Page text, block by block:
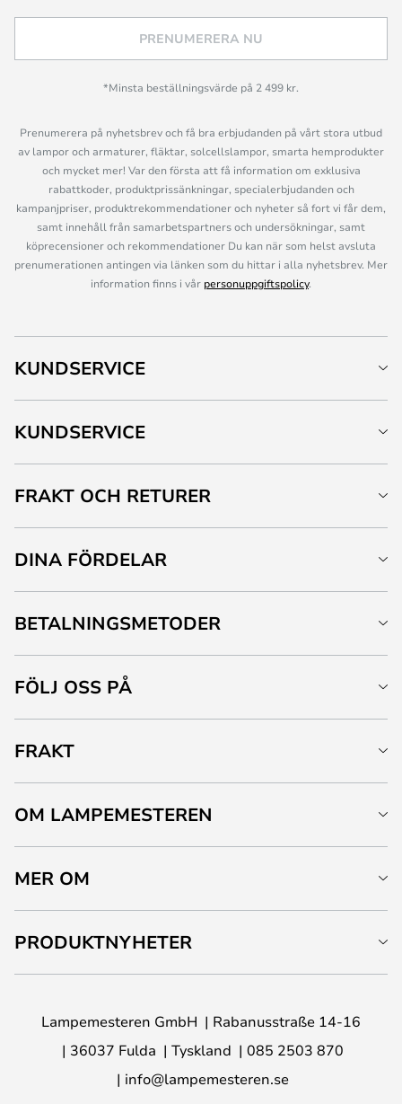
PRENUMERERA NU
*Minsta beställningsvärde på 2 499 kr.
Prenumerera på nyhetsbrev och få bra erbjudanden på vårt stora utbud
av lampor och armaturer, fläktar, solcellslampor, smarta hemprodukter
och mycket mer! Var den första att få information om exklusiva
rabattkoder, produktprissänkningar, specialerbjudanden och
kampanjpriser, produktrekommendationer och nyheter så fort vi får dem,
samt innehåll från samarbetspartners och undersökningar, samt
köprecensioner och rekommendationer Du kan när som helst avsluta
prenumerationen antingen via länken som du hittar i alla nyhetsbrev. Mer
information finns i vår personuppgiftspolicy.
KUNDSERVICE
KUNDSERVICE
FRAKT OCH RETURER
DINA FÖRDELAR
BETALNINGSMETODER
FÖLJ OSS PÅ
FRAKT
OM LAMPEMESTEREN
MER OM
PRODUKTNYHETER
Lampemesteren GmbH
Rabanusstraße 14-16
36037 Fulda
Tyskland
085 2503 870
info@lampemesteren.se